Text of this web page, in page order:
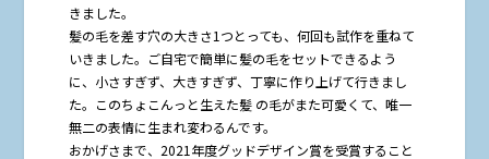
きました。
髪の毛を差す穴の大きさ1つとっても、何回も試作を重ねて
いきました。ご自宅で簡単に髪の毛をセットできるよう
に、小さすぎず、大きすぎず、丁寧に作り上げて行きまし
た。このちょこんっと生えた髪 の毛がまた可愛くて、唯一
無二の表情に生まれ変わるんです。
おかげさまで、2021年度グッドデザイン賞を受賞すること